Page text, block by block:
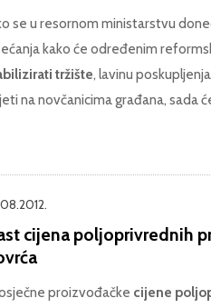
se u resornom ministarstvu
kako će određenim
tržište, lavinu
na novčanicima građana, sada
cijena poljoprivrednih
proizvođačke cijene